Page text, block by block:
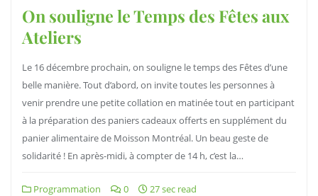
On souligne le Temps des Fêtes aux
Ateliers
Le 16 décembre prochain, on souligne le temps des Fêtes d’une
belle manière. Tout d’abord, on invite toutes les personnes à
venir prendre une petite collation en matinée tout en participant
à la préparation des paniers cadeaux offerts en supplément du
panier alimentaire de Moisson Montréal. Un beau geste de
solidarité ! En après-midi, à compter de 14 h, c’est la…
Programmation 0 27 sec read